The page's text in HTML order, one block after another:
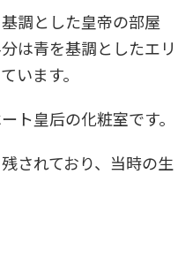
調とした皇帝の部屋
は青を基調としたエリ
います。
ト皇后の化粧室です。
されており、当時の生